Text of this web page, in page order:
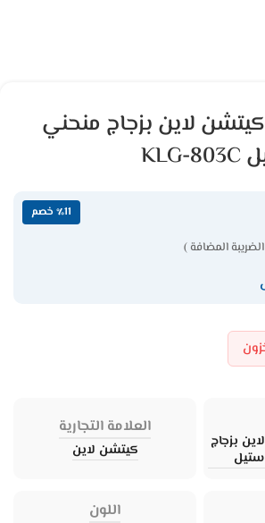
لاين بزجاج منحني
٪11 خصم
المضافة )
بزجاج
العلامة التجارية
كيتشن لاين
اللون